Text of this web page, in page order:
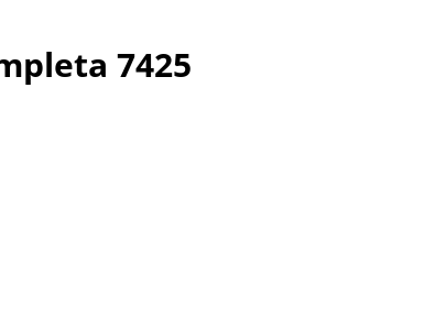
7425